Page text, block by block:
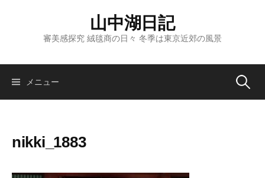
ツ
山中湖日記
審美感探究 絨毯商の日々 冬季は東京近郊の風景
メニュー 検
nikki_1883